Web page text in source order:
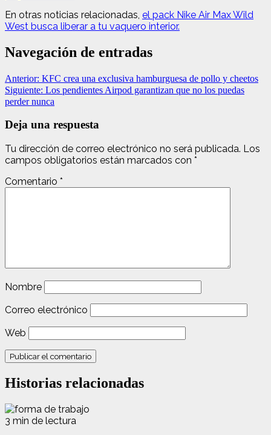
En otras noticias relacionadas, el pack Nike Air Max Wild
West busca liberar a tu vaquero interior.
Navegación de entradas
Anterior: KFC crea una exclusiva hamburguesa de pollo y cheetos
Siguiente: Los pendientes Airpod garantizan que no los puedas
perder nunca
Deja una respuesta
Tu dirección de correo electrónico no será publicada. Los
campos obligatorios están marcados con *
Comentario *
Nombre
Correo electrónico
Web
Historias relacionadas
3 min de lectura